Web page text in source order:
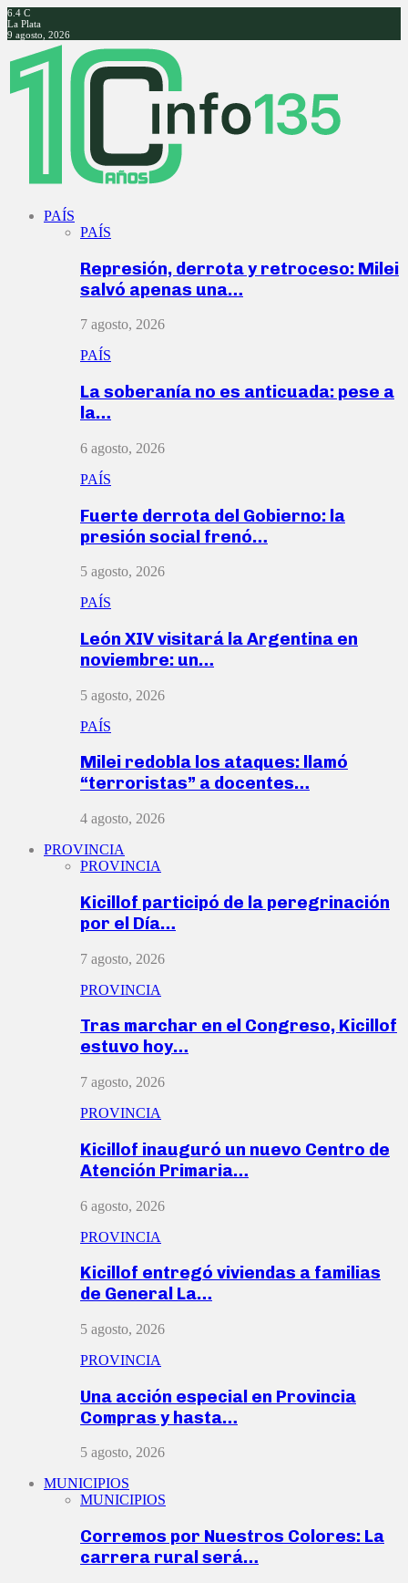
6.4 C
La Plata
9 agosto, 2026
Facebook
Twitter
Instagram
Youtube
PAÍS
PAÍS
Represión, derrota y retroceso: Milei
salvó apenas una…
7 agosto, 2026
PAÍS
La soberanía no es anticuada: pese a
la…
6 agosto, 2026
PAÍS
Fuerte derrota del Gobierno: la
presión social frenó…
5 agosto, 2026
PAÍS
León XIV visitará la Argentina en
noviembre: un…
5 agosto, 2026
PAÍS
Milei redobla los ataques: llamó
“terroristas” a docentes…
4 agosto, 2026
PROVINCIA
PROVINCIA
Kicillof participó de la peregrinación
por el Día…
7 agosto, 2026
PROVINCIA
Tras marchar en el Congreso, Kicillof
estuvo hoy…
7 agosto, 2026
PROVINCIA
Kicillof inauguró un nuevo Centro de
Atención Primaria…
6 agosto, 2026
PROVINCIA
Kicillof entregó viviendas a familias
de General La…
5 agosto, 2026
PROVINCIA
Una acción especial en Provincia
Compras y hasta…
5 agosto, 2026
MUNICIPIOS
MUNICIPIOS
Corremos por Nuestros Colores: La
carrera rural será…